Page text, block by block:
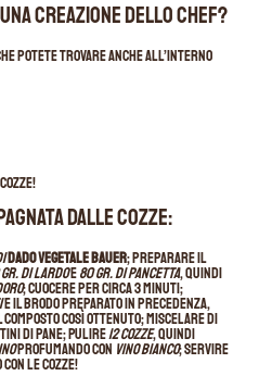
creazione dello Chef?
potete trovare anche all’interno
dalle cozze:
Dado Vegetale Bauer; preparare il
gr. di lardoe80 gr. di pancetta, quindi
; cuocere per circa 3 minuti;
e il brodo preparato in precedenza,
così ottenuto; miscelare di
di pane; Pulire12 cozze, quindi
profumando con vino bianco; servire
con le cozze!